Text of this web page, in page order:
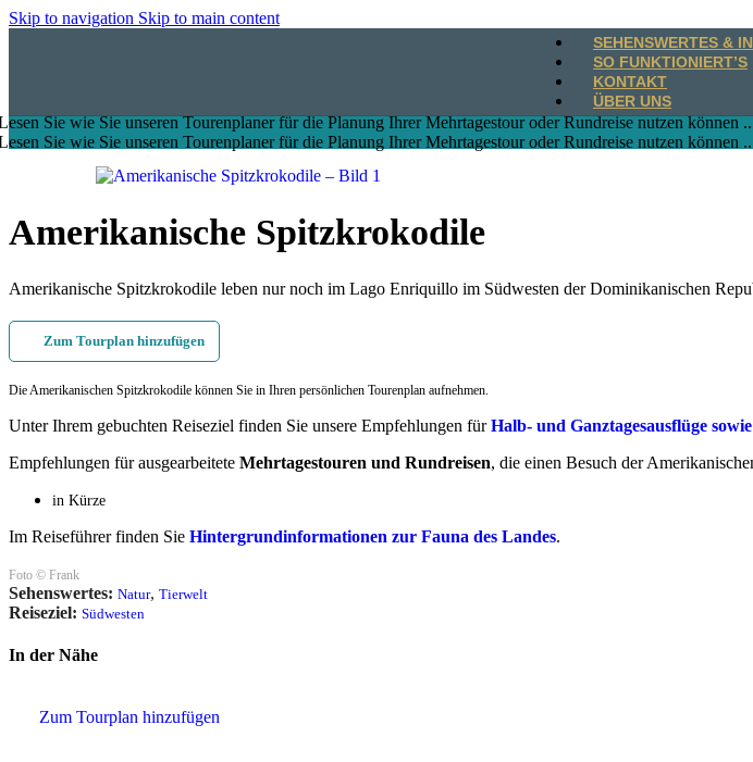
Skip to navigation Skip to main content
SEHENSWERTES &
SO FUNKTIONIERT’S
KONTAKT
ÜBER UNS
Sie wie Sie unseren Tourenplaner für die Planung Ihrer Mehrtagestour oder Rundreise nutzen können
Sie wie Sie unseren Tourenplaner für die Planung Ihrer Mehrtagestour oder Rundreise nutzen können
Amerikanische Spitzkrokodile
Amerikanische Spitzkrokodile leben nur noch im Lago Enriquillo im Südwesten der Dominikanischen
Zum Tourplan hinzufügen
Die Amerikanischen Spitzkrokodile können Sie in Ihren persönlichen Tourenplan aufnehmen.
Unter Ihrem gebuchten Reiseziel finden Sie unsere Empfehlungen fürHalb- und Ganztagesausflüge
Empfehlungen für ausgearbeitete Mehrtagestouren und Rundreisen, die einen Besuch der
in Kürze
Im Reiseführer finden Sie Hintergrundinformationen zur Fauna des Landes.
Foto © Frank
Sehenswertes: Natur, Tierwelt
Reiseziel: Südwesten
In der Nähe
Zum Tourplan hinzufügen